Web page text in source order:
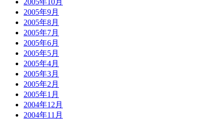
2005年9月
2005年8月
2005年7月
2005年6月
2005年5月
2005年4月
2005年3月
2005年2月
2005年1月
2004年12月
2004年11月